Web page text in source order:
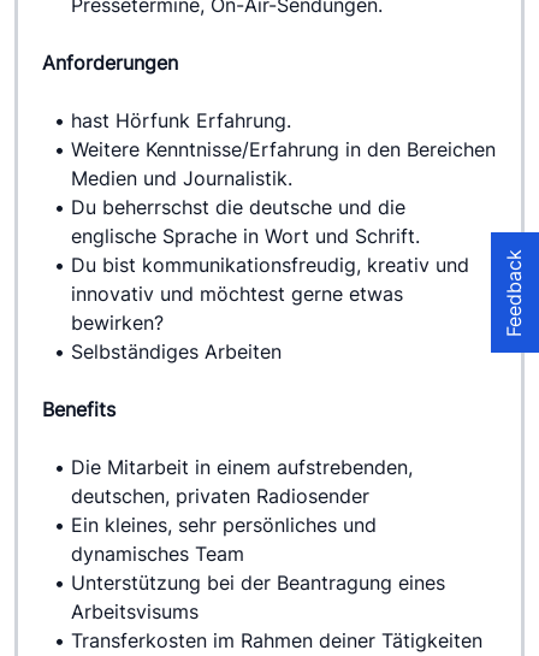
Pressetermine, On-Air-Sendungen.
Anforderungen
hast Hörfunk Erfahrung.
Weitere Kenntnisse/Erfahrung in den Bereichen
Medien und Journalistik.
Du beherrschst die deutsche und die
englische Sprache in Wort und Schrift.
Du bist kommunikationsfreudig, kreativ und
innovativ und möchtest gerne etwas
bewirken?
Selbständiges Arbeiten
Benefits
Die Mitarbeit in einem aufstrebenden,
deutschen, privaten Radiosender
Ein kleines, sehr persönliches und
dynamisches Team
Unterstützung bei der Beantragung eines
Arbeitsvisums
Transferkosten im Rahmen deiner Tätigkeiten
Feedback